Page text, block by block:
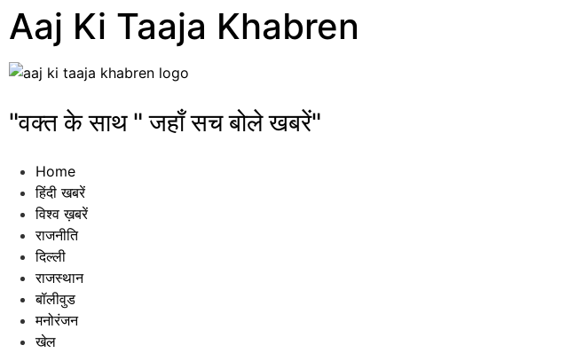
Aaj Ki Taaja Khabren
"वक्त के साथ " जहाँ सच बोले खबरें"
Home
हिंदी खबरें
विश्व ख़बरें
राजनीति
दिल्ली
राजस्थान
बॉलीवुड
मनोरंजन
खेल